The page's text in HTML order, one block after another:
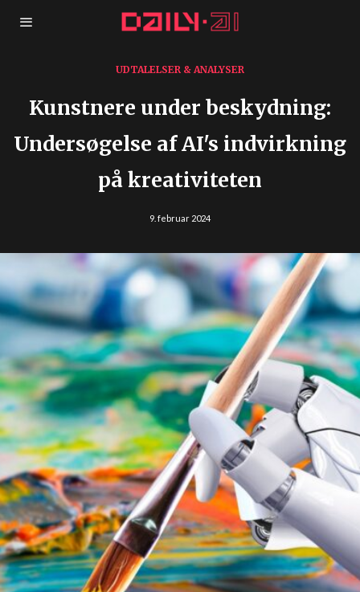
UDTALELSER & ANALYSER
Kunstnere under beskydning:
Undersøgelse af AI's indvirkning
på kreativiteten
9. februar 2024